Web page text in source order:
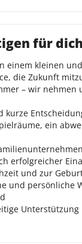
für
einem kleinen
die Zukunft
– wir
kurze
ein
erfolgreicher
und zur
und persönliche